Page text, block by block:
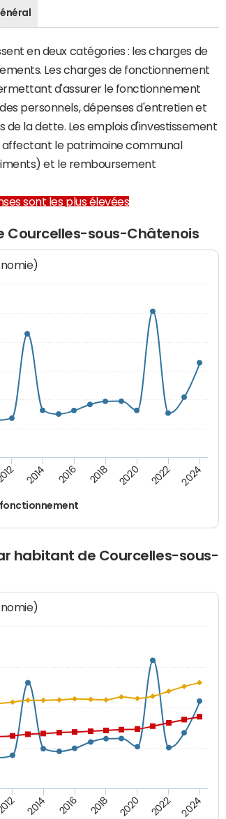
en deux catégories : les charges de
Les charges de fonctionnement
d'assurer le fonctionnement
personnels, dépenses d'entretien et
la dette. Les emplois d'investissement
le patrimoine communal
et le remboursement
sont les plus élevées
Courcelles-sous-Châtenois
2014 2016 2018 2020 2022 2024
habitant de Courcelles-sous-
2014 2016 2018 2020 2022 2024